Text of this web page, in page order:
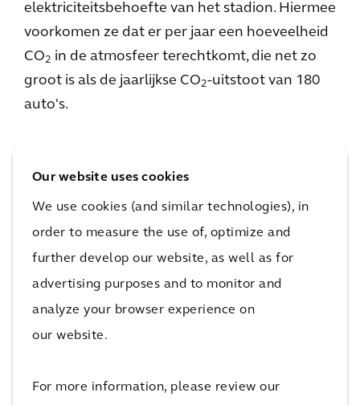
Our website uses cookies
We use cookies (and similar technologies), in
order to measure the use of, optimize and
further develop our website, as well as for
advertising purposes and to monitor and
analyze your browser experience on
our website.
For more information, please review our
elektriciteitsbehoefte van het stadion. Hiermee
voorkomen ze dat er per jaar een hoeveelheid
CO2 in de atmosfeer terechtkomt, die net zo
groot is als de jaarlijkse CO2-uitstoot van 180
auto's.
Helping Johan Cruijff ArenA move forward
with its energy transition
2MINUTES